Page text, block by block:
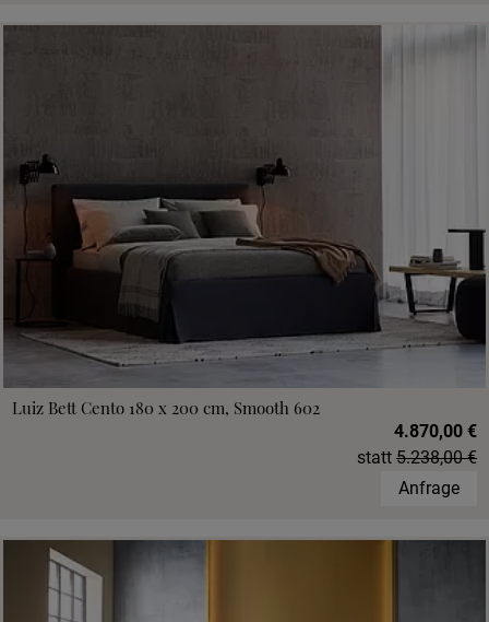
Luiz Bett Cento 180 x 200 cm, Smooth 602
4.870,00 €
statt 5.238,00 €
Anfrage